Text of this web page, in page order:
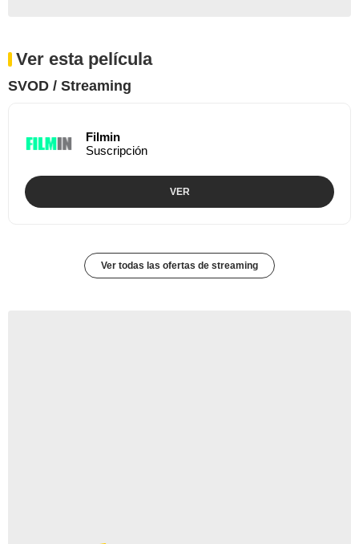
Ver esta película
SVOD / Streaming
Filmin
Suscripción
VER
Ver todas las ofertas de streaming